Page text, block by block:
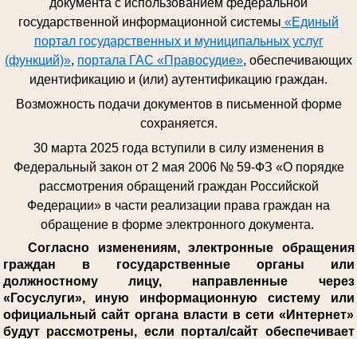
государственной информационной системы «Единый
портал государственных и муниципальных услуг
(функций)», портала ГАС «Правосудие», обеспечивающих
идентификацию и (или) аутентификацию граждан.
Возможность подачи документов в письменной форме
сохраняется.
30 марта 2025 года вступили в силу изменения в
Федеральный закон от 2 мая 2006 № 59-ФЗ «О порядке
рассмотрения обращений граждан Российской
Федерации» в части реализации права граждан на
обращение в форме электронного документа.
Согласно изменениям, электронные обращения
граждан в государственные органы или
должностному лицу, направленные через
«Госуслуги», иную информационную систему или
официальный сайт органа власти в сети «Интернет»
будут рассмотрены, если портал/сайт обеспечивает